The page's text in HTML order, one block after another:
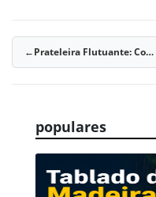
Navegação
Post
Prateleira Flutuante: Como Instalar, Medidas Ideais, Fixação Invisível e Materiais Recomendados
populares